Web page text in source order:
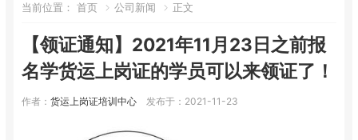
当前位置： 首页 公司新闻 正文
【领证通知】2021年11月23日之前报
名学货运上岗证的学员可以来领证了！
作者： 货运上岗证培训中心 发布于：2021-11-23